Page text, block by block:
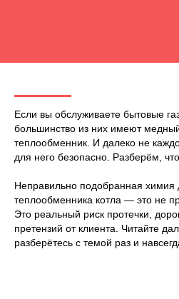
Если вы обслуживаете бытовые
большинство из них имеют
теплообменник. И далеко не
для него безопасно. Разберём,
Неправильно подобранная химия
теплообменника котла — это не
Это реальный риск протечки,
претензий от клиента. Читайте
разберётесь с темой раз и